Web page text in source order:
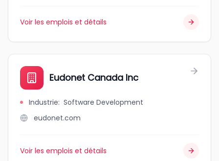
Voir les emplois et détails
Eudonet Canada Inc
Industrie: Software Development
eudonet.com
Voir les emplois et détails